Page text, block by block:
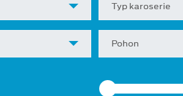
Typ karoserie
Pohon